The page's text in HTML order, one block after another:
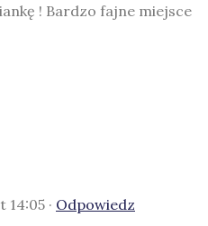
! Bardzo fajne miejsce
· Odpowiedz